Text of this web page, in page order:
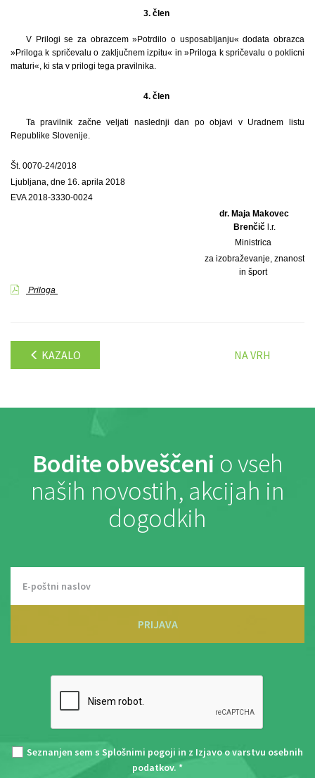
3. člen
V Prilogi se za obrazcem »Potrdilo o usposabljanju« dodata obrazca
»Priloga k spričevalu o zaključnem izpitu« in »Priloga k spričevalu o poklicni
maturi«, ki sta v prilogi tega pravilnika.
4. člen
Ta pravilnik začne veljati naslednji dan po objavi v Uradnem listu
Republike Slovenije.
Št. 0070-24/2018
Ljubljana, dne 16. aprila 2018
EVA 2018-3330-0024
dr. Maja Makovec
Brenčičl.r.
Ministrica
za izobraževanje, znanost
in šport
Priloga
KAZALO NA VRH
Bodite obveščeni o vseh
naših novostih, akcijah in
dogodkih
PRIJAVA
Seznanjen sem s Splošnimi pogoji in z Izjavo o varstvu osebnih
podatkov. *